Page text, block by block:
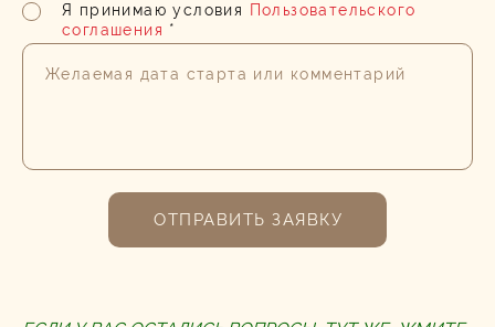
Я принимаю условия
Пользовательского
соглашения *
Желаемая дата старта или комментарий
ОТПРАВИТЬ ЗАЯВКУ